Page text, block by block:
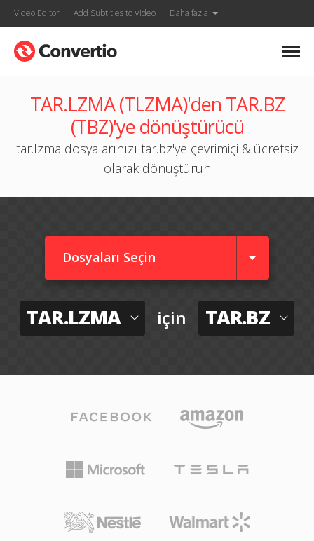
Video Editor Add Subtitles to Video Daha fazla
TAR.LZMA (TLZMA)'den TAR.BZ
(TBZ)'ye dönüştürücü
tar.lzma dosyalarınızı tar.bz'ye çevrimiçi & ücretsiz
olarak dönüştürün
Dosyaları Seçin
TAR.LZMA için TAR.BZ